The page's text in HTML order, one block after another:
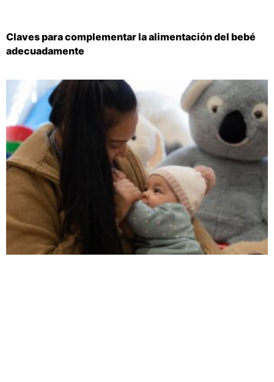
Claves para complementar la alimentación del bebé
adecuadamente